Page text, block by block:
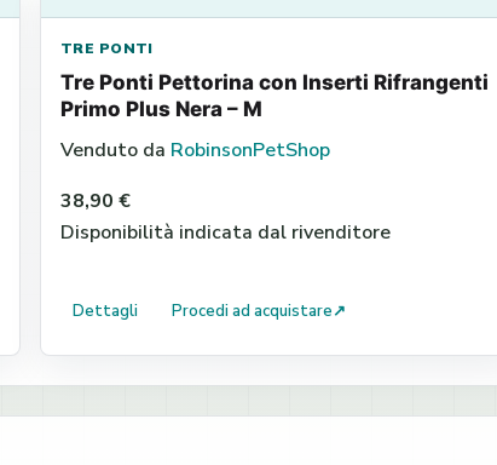
TRE PONTI
Tre Ponti Pettorina con Inserti Rifrangenti
Primo Plus Nera – M
Venduto da RobinsonPetShop
38,90 €
Disponibilità indicata dal rivenditore
Dettagli Procedi ad acquistare↗